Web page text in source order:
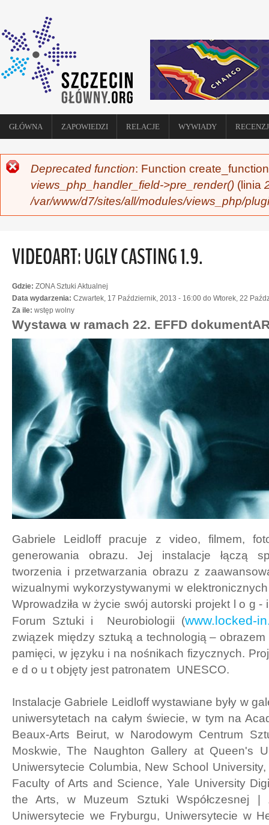
GŁÓWNA ZAPOWIEDZI RELACJE WYWIADY
KOMUNIKAT O BŁĘDZIE
Deprecated function: Function
views_php_handler_field->pre_render() (linia
/var/www/d7/sites/all/modules/views_php/
VIDEOART: UGLY CASTING 1.9.
Gdzie: ZONA Sztuki Aktualnej
Data wydarzenia: Czwartek, 17 Październik, 2013 - 16:00 do Wtorek, 22
Za ile: wstęp wolny
Wystawa w ramach 22. EFFD
Gabriele Leidloff pracuje z video, filmem,
generowania obrazu. Jej instalacje łączą
tworzenia i przetwarzania obrazu z
wizualnymi wykorzystywanymi w
Wprowadziła w życie swój autorski projekt l o g
Forum Sztuki i Neurobiologii (www.locked-
związek między sztuką a technologią –
pamięci, w języku i na nośnikach fizycznych.
e d o u t objęty jest patronatem UNESCO.
Instalacje Gabriele Leidloff wystawiane były w
uniwersytetach na całym świecie, w tym na
Beaux-Arts Beirut, w Narodowym Centrum
Moskwie, The Naughton Gallery at Queen's
Uniwersytecie Columbia, New School
Faculty of Arts and Science, Yale University
the Arts, w Muzeum Sztuki Współczesnej |
Uniwersytecie we Fryburgu, Uniwersytecie w